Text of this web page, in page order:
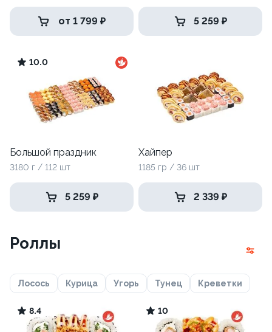
от 1 799 ₽ 5 259 ₽
10.0
Большой праздник
3180 г / 112 шт
5 259 ₽
Хайпер
1185 гр / 36 шт
2 339 ₽
Роллы
Лосось Курица Угорь Тунец Креветки
8.4 10